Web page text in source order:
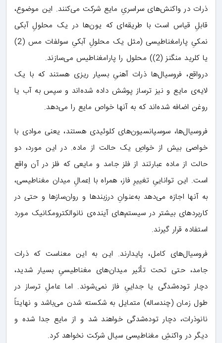
ذرات در واکنش‌های سراسریِ مایع شرکت می‌کنند. این موضوع،
قابلِ قیاس است با طریقه‌ای که یون‌ها در یک محلولِ آبکی
نمکیِ پارامغناطیسی (مثل یک محلولِ آبکیِ سولفات مس (2)
یا کلرید منگنز (2)) محلول را پارامغناطیس می‌سازند.
درواقع، فروسیال‌ها ذرات آهنیِ بسیار ریزی هستند که با یک
لایه‌ی مایع و نیز ترساز پوشش داده شده‌اند و سپس به آب یا
روغن اضافه شده‌اند که به آنها خواص مایع را می‌دهد.
فروسیال‌ها، سوسپانسیون‌های کلوئیدی هستند، یعنی موادی با
خواصی بیش از خواصِ یک حالت از ماده. در این مورد، دو
حالت از ماده عبارتند از فلز جامد و مایعی که فلز در آن واقع
است. این تواناییِ تغییرِ فاز، همراه با اِعمالِ میدان مغناطیسی،
به آنها اجازه می‌دهد به‌عنوانِ درزبندها و روان‌سازها و حتی در
کاربردهای بیشتر در سیستم‌های آینده‌ی نانوالکترومکانیک مورد
استفاده قرار گیرند.
فروسیال‌های کامل، پایدارند. این به این معناست که ذرات
جامد، حتی تحت تأثیر میدان‌های مغناطیسیِ بسیار شدید،
دچار توده‌شدگی یا جداییِ فاز نمی‌شوند. اما عاملِ ترساز در
طول زمان (چندساله) متمایل به شکسته شدن می‌باشد و نهایتاً
نانوذرات، دچار توده‌شدگی خواهند شد و از مایع جدا شده و
دیگر در واکنشِ مغناطیسی سیال شرکت نخواهد کرد.